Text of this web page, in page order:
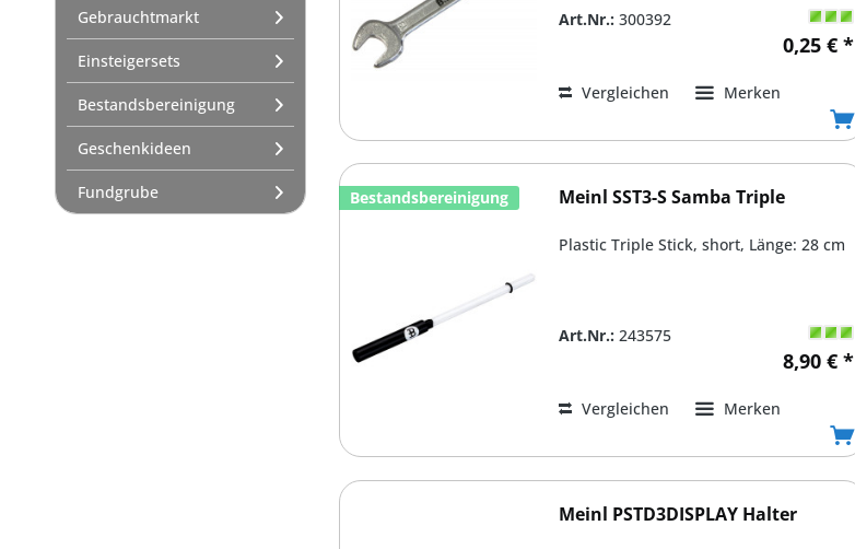
Musikalische Früherziehung
Cajon Add-ons
Tamburine
Shaker / Maracas
Claves
Guiros / Cabasas
Triangeln / Cymbeln
Gebrauchtmarkt
Einsteigersets
Bestandsbereinigung
Geschenkideen
Fundgrube
Art.Nr.: 300392
0,25 € *
Vergleichen Merken
Bestandsbereinigung Meinl SST3-S Samba Triple
Plastic Triple Stick, short, Länge: 28 cm
Art.Nr.: 243575
8,90 € *
Vergleichen Merken
Meinl PSTD3DISPLAY Halter